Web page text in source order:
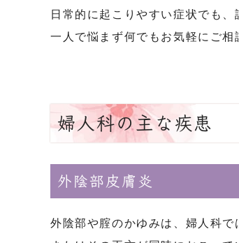
日常的に起こりやすい症状でも
一人で悩まず何でもお気軽にご相
婦人科の主な疾患
外陰部皮膚炎
外陰部や腟のかゆみは、婦人科